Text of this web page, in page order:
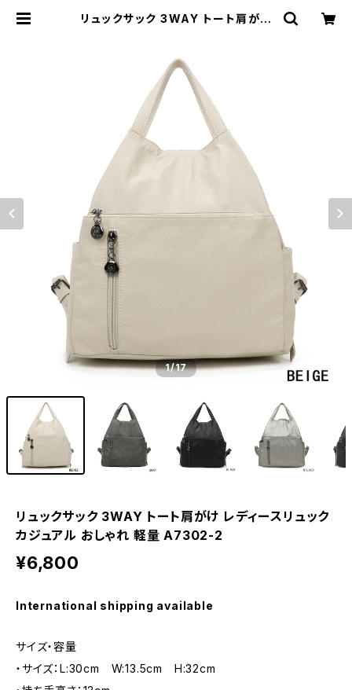
リュックサック 3WAY トート肩がけ
1/17
リュックサック 3WAY トート肩がけ レディースリュック
カジュアル おしゃれ 軽量 A7302-2
¥6,800
International shipping available
サイズ・容量
・サイズ：L:30cm W:13.5cm H:32cm